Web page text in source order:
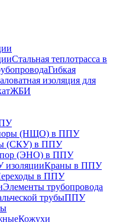
Стальная теплотрасса в
Гибкая
изоляция для
ЖБИ
(НЩО) в ППУ
(СКУ) в ППУ
(ЭНО) в ППУ
изоляцииКраны в ППУ
в ППУ
Элементы трубопровода
трубыППУ
Кожухи